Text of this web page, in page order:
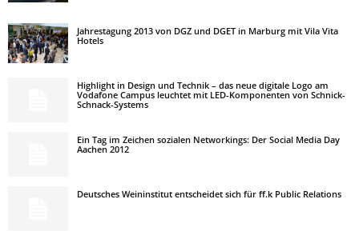
Jahrestagung 2013 von DGZ und DGET in Marburg mit Vila Vita
Hotels
Highlight in Design und Technik – das neue digitale Logo am
Vodafone Campus leuchtet mit LED-Komponenten von Schnick-
Schnack-Systems
Ein Tag im Zeichen sozialen Networkings: Der Social Media Day
Aachen 2012
Deutsches Weininstitut entscheidet sich für ff.k Public Relations